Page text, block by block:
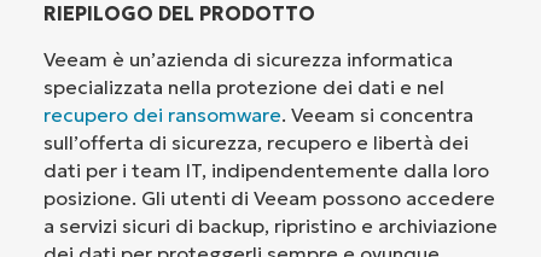
RIEPILOGO DEL PRODOTTO
Veeam è un’azienda di sicurezza informatica
specializzata nella protezione dei dati e nel
recupero dei ransomware. Veeam si concentra
sull’offerta di sicurezza, recupero e libertà dei
dati per i team IT, indipendentemente dalla loro
posizione. Gli utenti di Veeam possono accedere
a servizi sicuri di backup, ripristino e archiviazione